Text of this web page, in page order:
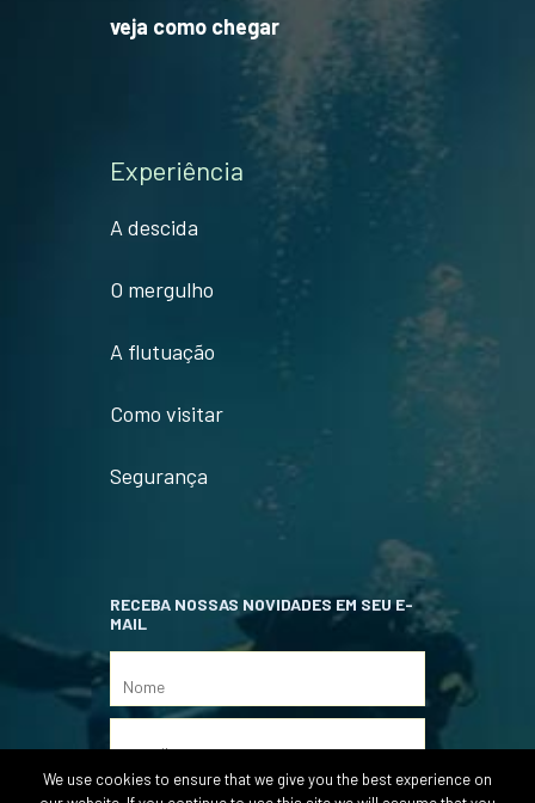
veja como chegar
Experiência
A descida
O mergulho
A flutuação
Como visitar
Segurança
RECEBA NOSSAS NOVIDADES EM SEU E-
MAIL
We use cookies to ensure that we give you the best experience on